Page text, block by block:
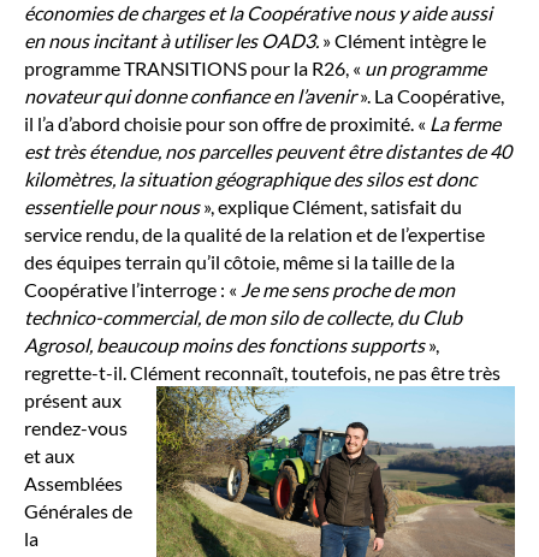
économies de charges et la Coopérative nous y aide aussi
en nous incitant à utiliser les OAD3. » Clément intègre le
programme TRANSITIONS pour la R26, « un programme
novateur qui donne confiance en l’avenir». La Coopérative,
il l’a d’abord choisie pour son offre de proximité. « La ferme
est très étendue, nos parcelles peuvent être distantes de 40
kilomètres, la situation géographique des silos est donc
essentielle pour nous», explique Clément, satisfait du
service rendu, de la qualité de la relation et de l’expertise
des équipes terrain qu’il côtoie, même si la taille de la
Coopérative l’interroge : « Je me sens proche de mon
technico-commercial, de mon silo de collecte, du Club
Agrosol, beaucoup moins des fonctions supports»,
regrette-t-il. Clément reconnaît, toutefois, ne pas être très
présent aux
rendez-vous
et aux
Assemblées
Générales de
la